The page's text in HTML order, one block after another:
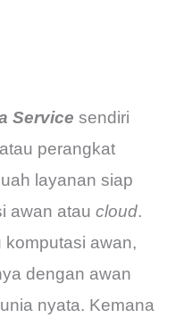
Service sendiri
atau perangkat
layanan siap
awan ataucloud.
komputasi awan,
dengan awan
nyata. Kemana